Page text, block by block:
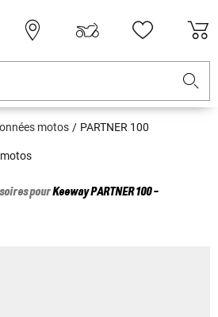
motos PARTNER 100
pourKeewayPARTNER 100 -